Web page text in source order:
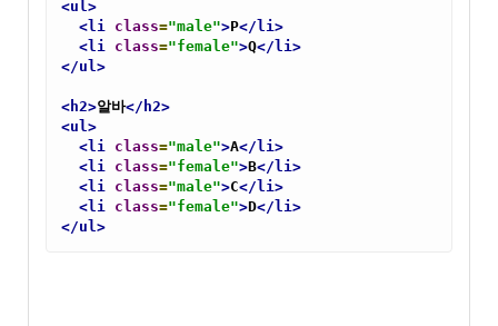
<ul>
<li
class="male">P</li>
<li
class="female">Q</li>
</ul>
<h2>알바</h2>
<ul>
<li
class="male">A</li>
<li
class="female">B</li>
<li
class="male">C</li>
<li
class="female">D</li>
</ul>